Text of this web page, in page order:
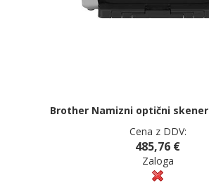
Brother Namizni optični skener
Cena z DDV:
485,76 €
Zaloga